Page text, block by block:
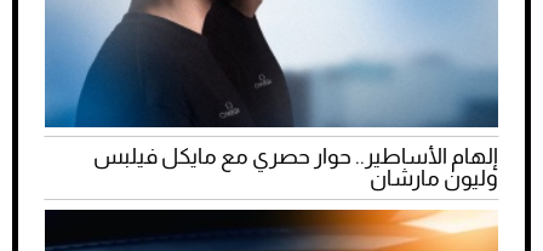
إلهام الأساطير.. حوار حصري مع مايكل فيلبس
وليون مارشان